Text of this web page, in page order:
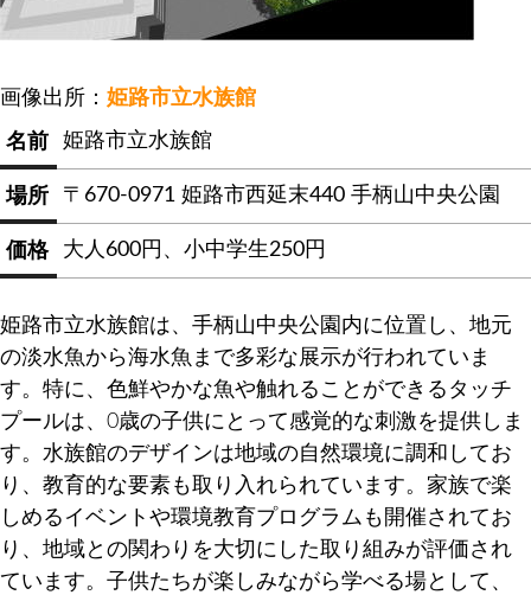
画像出所： 姫路市立水族館
名前 姫路市立水族館
場所 〒670-0971 姫路市西延末440 手柄山中央公園
価格 大人600円、小中学生250円
姫路市立水族館は、手柄山中央公園内に位置し、地元
の淡水魚から海水魚まで多彩な展示が行われていま
す。特に、色鮮やかな魚や触れることができるタッチ
プールは、0歳の子供にとって感覚的な刺激を提供しま
す。水族館のデザインは地域の自然環境に調和してお
り、教育的な要素も取り入れられています。家族で楽
しめるイベントや環境教育プログラムも開催されてお
り、地域との関わりを大切にした取り組みが評価され
ています。子供たちが楽しみながら学べる場として、